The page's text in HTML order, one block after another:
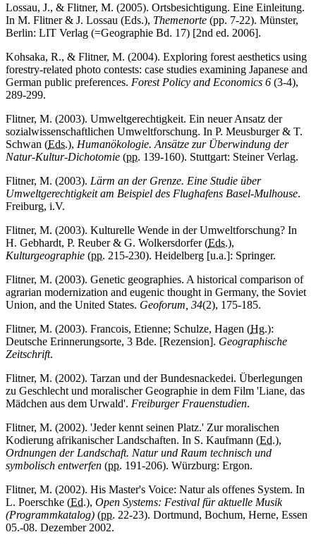
Lossau, J., & Flitner, M. (2005). Ortsbesichtigung. Eine Einleitung.
In M. Flitner & J. Lossau (Eds.), Themenorte (pp. 7-22). Münster,
Berlin: LIT Verlag (=Geographie Bd. 17) [2nd ed. 2006].
Kohsaka, R., & Flitner, M. (2004). Exploring forest aesthetics using
forestry-related photo contests: case studies examining Japanese and
German public preferences. Forest Policy and Economics 6 (3-4),
289-299.
Flitner, M. (2003). Umweltgerechtigkeit. Ein neuer Ansatz der
sozialwissenschaftlichen Umweltforschung. In P. Meusburger & T.
Schwan (Eds.), Humanökologie. Ansätze zur Überwindung der
Natur-Kultur-Dichotomie (pp. 139-160). Stuttgart: Steiner Verlag.
Flitner, M. (2003). Lärm an der Grenze. Eine Studie über
Umweltgerechtigkeit am Beispiel des Flughafens Basel-Mulhouse.
Freiburg, i.V.
Flitner, M. (2003). Kulturelle Wende in der Umweltforschung? In
H. Gebhardt, P. Reuber & G. Wolkersdorfer (Eds.),
Kulturgeographie (pp. 215-230). Heidelberg [u.a.]: Springer.
Flitner, M. (2003). Genetic geographies. A historical comparison of
agrarian modernization and eugenic thought in Germany, the Soviet
Union, and the United States. Geoforum, 34(2), 175-185.
Flitner, M. (2003). Francois, Etienne; Schulze, Hagen (Hg.):
Deutsche Erinnerungsorte, 3 Bde. [Rezension]. Geographische
Zeitschrift.
Flitner, M. (2002). Tarzan und der Bundesnackedei. Überlegungen
zu Geschlecht und moralischer Geographie in dem Film 'Liane, das
Mädchen aus dem Urwald'. Freiburger Frauenstudien.
Flitner, M. (2002). 'Jeder kennt seinen Platz.' Zur moralischen
Kodierung afrikanischer Landschaften. In S. Kaufmann (Ed.),
Ordnungen der Landschaft. Natur und Raum technisch und
symbolisch entwerfen (pp. 191-206). Würzburg: Ergon.
Flitner, M. (2002). His Master's Voice: Natur als offenes System. In
L. Poerschke (Ed.), Open Systems: Festival für aktuelle Musik
(Programmkatalog) (pp. 22-23). Dortmund, Bochum, Herne, Essen
05.-08. Dezember 2002.